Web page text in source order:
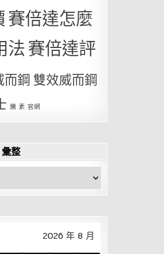
賽倍達怎麼
法賽倍達評
而鋼 雙效威而鋼
騰 素 官網
彙整
2026 年 8 月